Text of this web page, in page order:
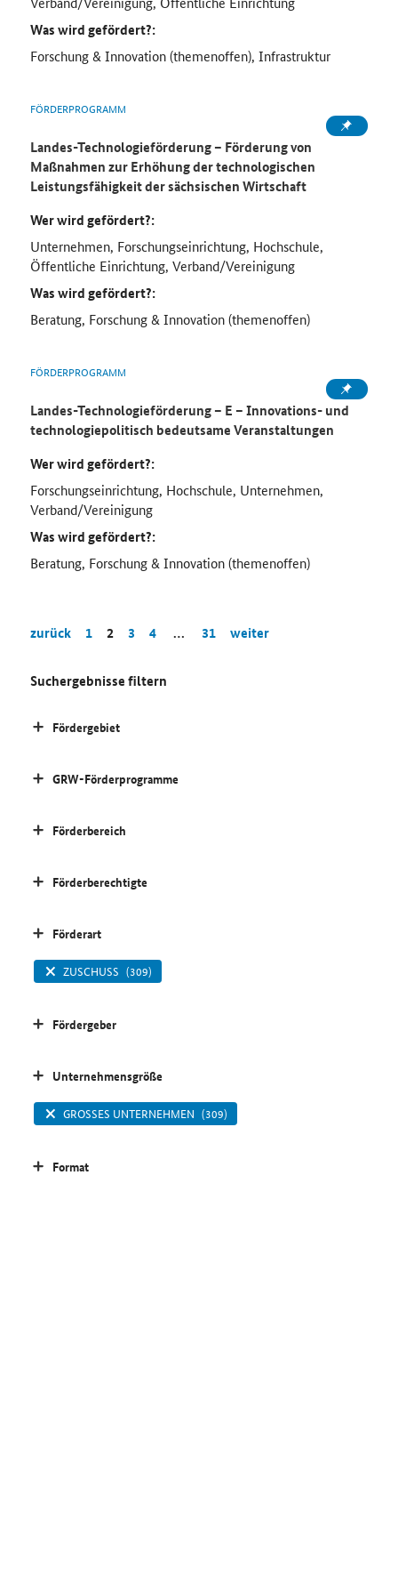
Was wird gefördert?:
Forschung & Innovation (themenoffen), Infrastruktur
FÖRDERPROGRAMM
Landes-Technologieförderung – Förderung von
Maßnahmen zur Erhöhung der technologischen
Leistungsfähigkeit der sächsischen Wirtschaft
Wer wird gefördert?:
Unternehmen, Forschungseinrichtung, Hochschule,
Öffentliche Einrichtung, Verband/Vereinigung
Was wird gefördert?:
Beratung, Forschung & Innovation (themenoffen)
FÖRDERPROGRAMM
Landes-Technologieförderung – E – Innovations- und
technologiepolitisch bedeutsame Veranstaltungen
Wer wird gefördert?:
Forschungseinrichtung, Hochschule, Unternehmen,
Verband/Vereinigung
Was wird gefördert?:
Beratung, Forschung & Innovation (themenoffen)
zurück 1 2 3 4 … 31 weiter
Suchergebnisse filtern
Fördergebiet
GRW-Förderprogramme
Förderbereich
Förderberechtigte
Förderart
ZUSCHUSS (309)
Fördergeber
Unternehmensgröße
GROSSES UNTERNEHMEN (309)
Format